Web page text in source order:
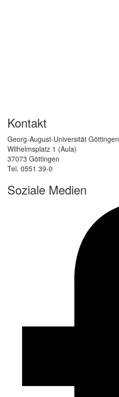
Kontakt
Georg-August-Universität Göttingen
Wilhelmsplatz 1 (Aula)
37073 Göttingen
Tel. 0551 39-0
Soziale Medien